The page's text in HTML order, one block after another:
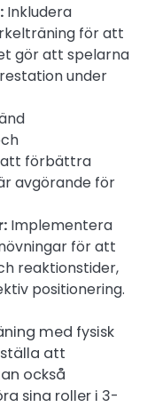
Inkludera
för att
gör att spelarna
under
förbättra
avgörande för
Implementera
för att
reaktionstider,
positionering.
med fysisk
att
också
sina roller i 3-